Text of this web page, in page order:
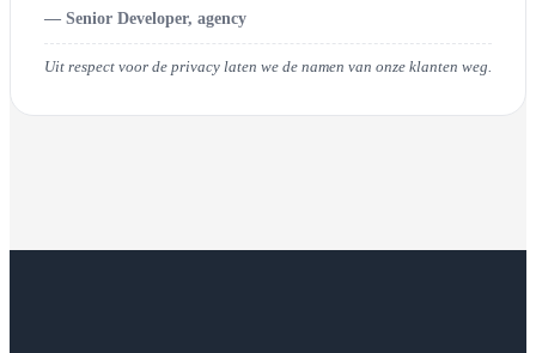
— Senior Developer, agency
Uit respect voor de privacy laten we de namen van onze klanten weg.